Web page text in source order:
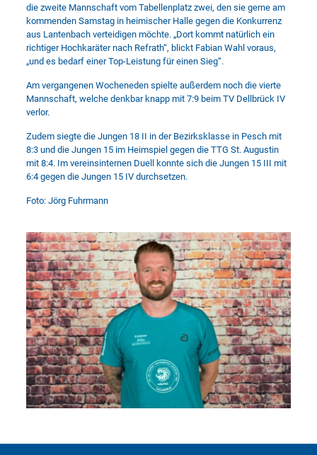
die zweite Mannschaft vom Tabellenplatz zwei, den sie gerne am
kommenden Samstag in heimischer Halle gegen die Konkurrenz
aus Lantenbach verteidigen möchte. „Dort kommt natürlich ein
richtiger Hochkaräter nach Refrath“, blickt Fabian Wahl voraus,
„und es bedarf einer Top-Leistung für einen Sieg“.
Am vergangenen Wocheneden spielte außerdem noch die vierte
Mannschaft, welche denkbar knapp mit 7:9 beim TV Dellbrück IV
verlor.
Zudem siegte die Jungen 18 II in der Bezirksklasse in Pesch mit
8:3 und die Jungen 15 im Heimspiel gegen die TTG St. Augustin
mit 8:4. Im vereinsinternen Duell konnte sich die Jungen 15 III mit
6:4 gegen die Jungen 15 IV durchsetzen.
Foto: Jörg Fuhrmann